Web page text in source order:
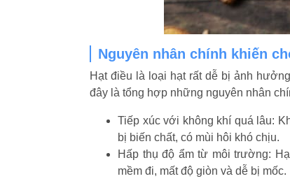
Nguyên nhân chính khiến
Hạt điều là loại hạt rất dễ bị ảnh
đây là tổng hợp những nguyên nhân
Tiếp xúc với không khí quá lâu:
bị biến chất, có mùi hôi khó chịu.
Hấp thụ độ ẩm từ môi trường:
mềm đi, mất độ giòn và dễ bị mốc.